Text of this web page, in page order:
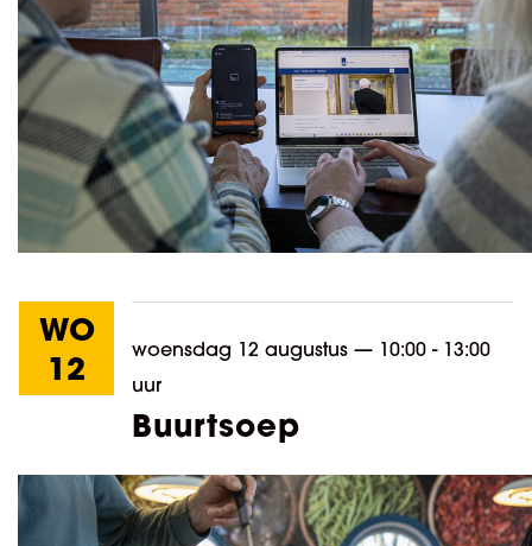
WO
12
woensdag 12 augustus — 10:00 - 13:00
uur
Buurtsoep